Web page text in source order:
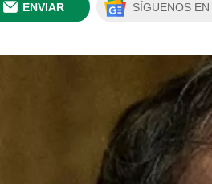
ENVIAR SÍGUENOS EN